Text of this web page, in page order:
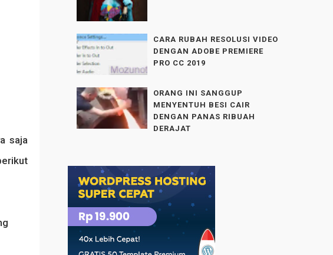
saja
CARA RUBAH RESOLUSI VIDEO
DENGAN ADOBE PREMIERE
PRO CC 2019
ORANG INI SANGGUP
MENYENTUH BESI CAIR
DENGAN PANAS RIBUAH
DERAJAT